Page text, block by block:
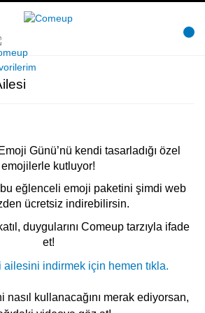
Günü’nü kendi tasarladığı özel
emojilerle kutluyor!
bu eğlenceli emoji paketini şimdi web
ücretsiz indirebilirsin.
duygularını Comeup tarzıyla ifade
et!
indirmek için hemen tıkla.
kullanacağını merak ediyorsan,